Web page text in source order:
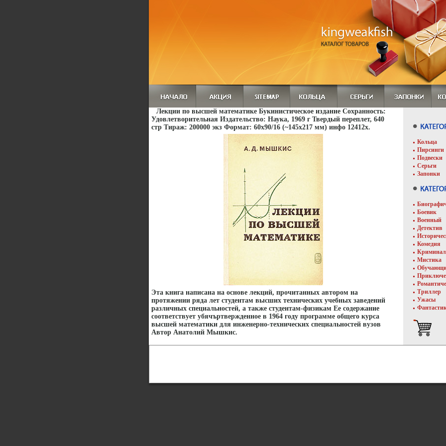
Лекции по высшей математике Букинистическое издание Сохранность:
Удовлетворительная Издательство: Наука, 1969 г Твердый переплет, 640
стр Тираж: 200000 экз Формат: 60x90/16 (~145х217 мм) инфо 12412x.
Эта книга написана на основе лекций, прочитанных автором на
протяжении ряда лет студентам высших технических учебных заведений
различных специальностей, а также студентам-физикам Ее содержание
соответствует убячъртвержденное в 1964 году программе общего курса
высшей математики для инженерно-технических специальностей вузов
Автор Анатолий Мышкис.
Кольца
Пирсинги
Подвески
Серьги
Запонки
Боевик
Военный
Детектив
Комедия
Мистика
Триллер
Ужасы